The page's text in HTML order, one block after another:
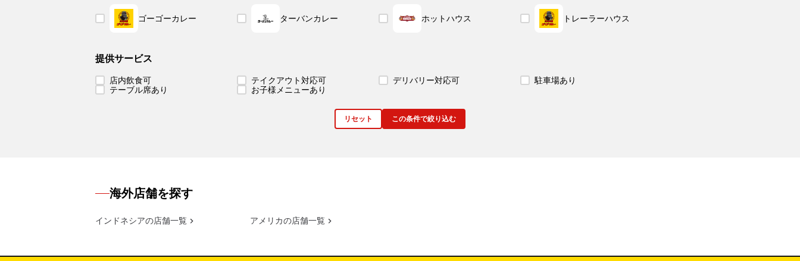
ゴーゴーカレー ターバンカレー ホットハウス トレーラーハウス
提供サービス
店内飲食可 テイクアウト対応可 デリバリー対応可
駐車場あり
テーブル席あり
お子様メニューあり
リセット この条件で絞り込む
海外店舗を探す
インドネシアの店舗一覧 アメリカの店舗一覧